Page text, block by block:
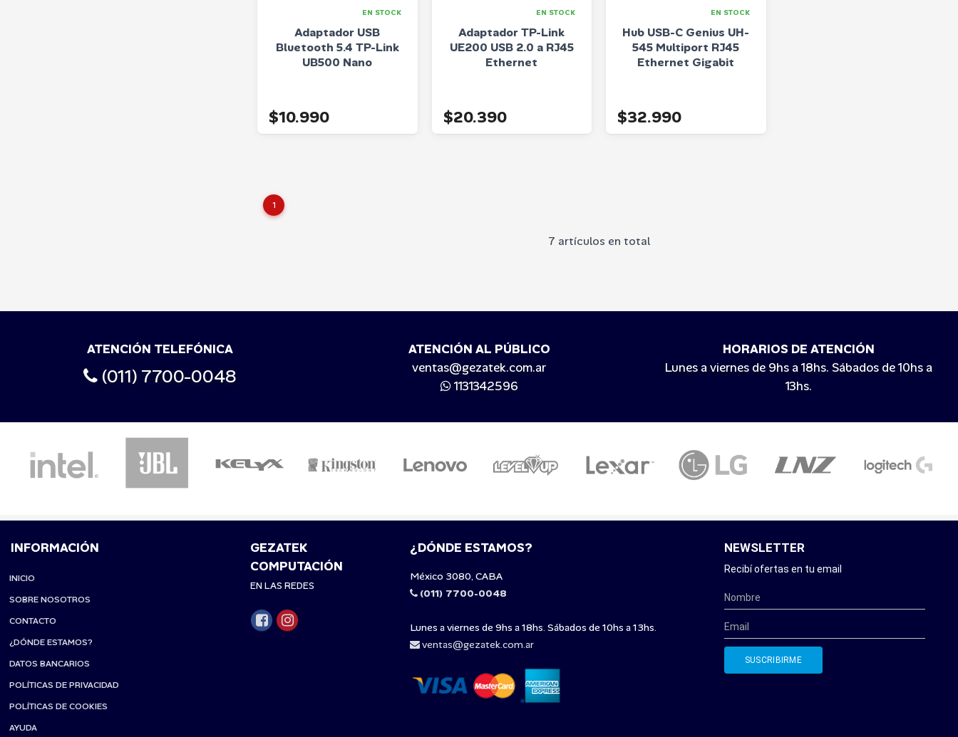
EN STOCK
Adaptador USB
Bluetooth 5.4 TP-Link
UB500 Nano
$10.990
EN STOCK
Adaptador TP-Link
UE200 USB 2.0 a RJ45
Ethernet
$20.390
EN STOCK
Hub USB-C Genius UH-
545 Multiport RJ45
Ethernet Gigabit
$32.990
1
7 artículos en total
ATENCIÓN TELEFÓNICA
(011) 7700-0048
ATENCIÓN AL PÚBLICO
ventas@gezatek.com.ar
1131342596
HORARIOS DE ATENCIÓN
Lunes a viernes de 9hs a 18hs. Sábados de 10hs a
13hs.
INFORMACIÓN
INICIO
SOBRE NOSOTROS
CONTACTO
¿DÓNDE ESTAMOS?
DATOS BANCARIOS
POLÍTICAS DE PRIVACIDAD
POLÍTICAS DE COOKIES
AYUDA
GEZATEK
COMPUTACIÓN
EN LAS REDES
¿DÓNDE ESTAMOS?
México 3080, CABA
(011) 7700-0048
Lunes a viernes de 9hs a 18hs. Sábados de 10hs a 13hs.
ventas@gezatek.com.ar
NEWSLETTER
Recibí ofertas en tu email